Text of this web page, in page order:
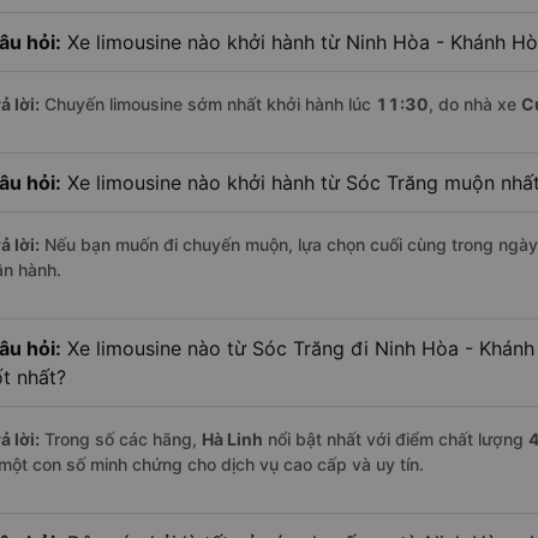
hỏi: Xe limousine nào khởi hành từ Ninh Hòa - Khánh
lời: Chuyến limousine sớm nhất khởi hành lúc 11:30, do nhà xe
hỏi: Xe limousine nào khởi hành từ Sóc Trăng muộn
lời: Nếu bạn muốn đi chuyến muộn, lựa chọn cuối cùng trong
hành.
hỏi: Xe limousine nào từ Sóc Trăng đi Ninh Hòa -
nhất?
lời: Trong số các hãng, Hà Linh nổi bật nhất với điểm chất lượng
con số minh chứng cho dịch vụ cao cấp và uy tín.